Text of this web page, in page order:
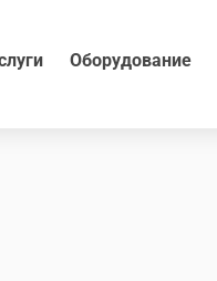
Оборудование